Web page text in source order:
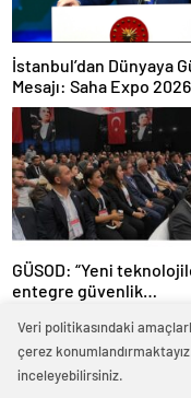
0 0
0 0
0 0
0 0
0 0
0 0
İstanbul’dan Dünyaya
Mesajı: Saha Expo 2026
Rekorlarla Kapılarını
GÜSOD: “Yeni
entegre güvenlik
Haber Şafak
Veri politikasındaki
çerez
inceleyebilirsiniz.